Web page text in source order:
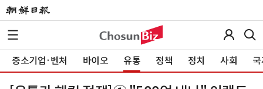
중소기업·벤처 바이오 유통 정책 정치 사회